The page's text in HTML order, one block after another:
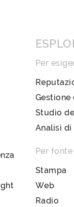
Per
Gestione
Studio
Analisi
Per fonte
Stampa
Web
Radio